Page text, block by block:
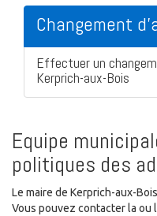
Changement
Effectuer un
Kerprich-aux-Bois
Equipe
politiques des
Le maire de Kerprich-aux-
Vous pouvez contacter la ou